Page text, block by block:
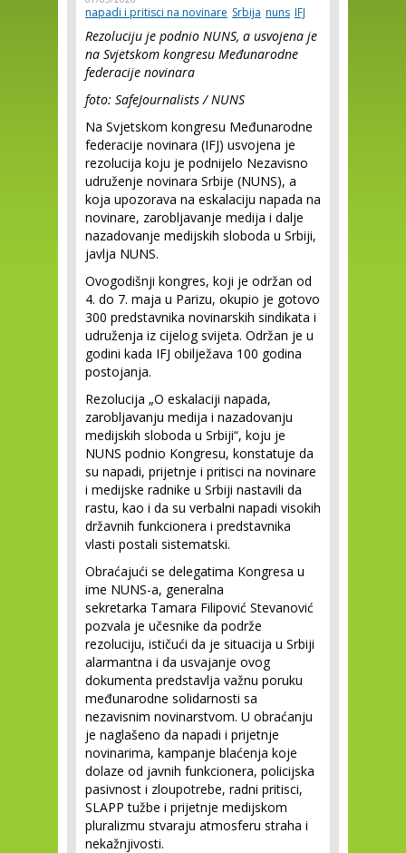
napadi i pritisci na novinare Srbija nuns IFJ
Rezoluciju je podnio NUNS, a usvojena je
na Svjetskom kongresu Međunarodne
federacije novinara
foto: SafeJournalists / NUNS
Na Svjetskom kongresu Međunarodne
federacije novinara (IFJ) usvojena je
rezolucija koju je podnijelo Nezavisno
udruženje novinara Srbije (NUNS), a
koja upozorava na eskalaciju napada na
novinare, zarobljavanje medija i dalje
nazadovanje medijskih sloboda u Srbiji,
javlja NUNS.
Ovogodišnji kongres, koji je održan od
4. do 7. maja u Parizu, okupio je gotovo
300 predstavnika novinarskih sindikata i
udruženja iz cijelog svijeta. Održan je u
godini kada IFJ obilježava 100 godina
postojanja.
Rezolucija „O eskalaciji napada,
zarobljavanju medija i nazadovanju
medijskih sloboda u Srbiji“, koju je
NUNS podnio Kongresu, konstatuje da
su napadi, prijetnje i pritisci na novinare
i medijske radnike u Srbiji nastavili da
rastu, kao i da su verbalni napadi visokih
državnih funkcionera i predstavnika
vlasti postali sistematski.
Obraćajući se delegatima Kongresa u
ime NUNS-a, generalna
sekretarka Tamara Filipović Stevanović
pozvala je učesnike da podrže
rezoluciju, ističući da je situacija u Srbiji
alarmantna i da usvajanje ovog
dokumenta predstavlja važnu poruku
međunarodne solidarnosti sa
nezavisnim novinarstvom. U obraćanju
je naglašeno da napadi i prijetnje
novinarima, kampanje blaćenja koje
dolaze od javnih funkcionera, policijska
pasivnost i zloupotrebe, radni pritisci,
SLAPP tužbe i prijetnje medijskom
pluralizmu stvaraju atmosferu straha i
nekažnjivosti.